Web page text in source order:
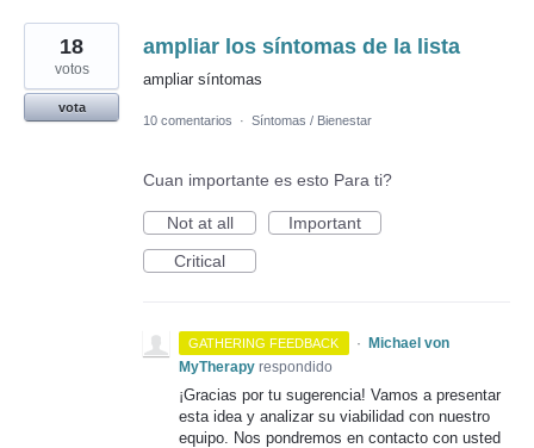
ampliar los síntomas de la lista
ampliar síntomas
18
votos
vota
10 comentarios
· Síntomas / Bienestar
Cuan importante es esto Para ti?
Not at all
Important
Critical
GATHERING FEEDBACK ·
Michael von
MyTherapy respondido
¡Gracias por tu sugerencia! Vamos a presentar
esta idea y analizar su viabilidad con nuestro
equipo. Nos pondremos en contacto con usted